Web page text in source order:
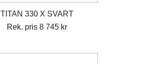
TITAN 330 X SVART
Rek. pris 8 745 kr